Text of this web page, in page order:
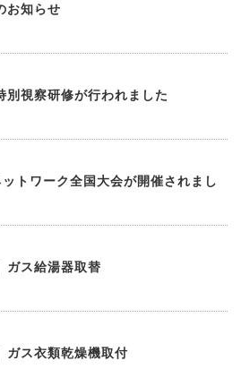
お知らせ
別視察研修が行われました
トワーク全国大会が開催されまし
ガス給湯器取替
ガス衣類乾燥機取付